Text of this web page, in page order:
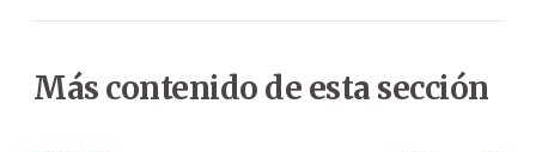
Más contenido de esta sección